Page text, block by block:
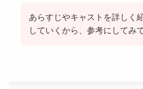
あらすじやキャストを詳しく
していくから、参考にしてみ